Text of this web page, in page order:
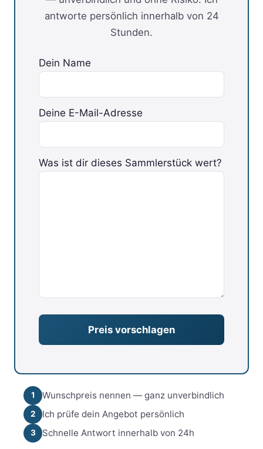
antworte persönlich innerhalb von 24
Stunden.
Dein Name
Deine E-Mail-Adresse
Bitte lasse dieses Feld leer.
Was ist dir dieses Sammlerstück wert?
1 Wunschpreis nennen — ganz unverbindlich
2 Ich prüfe dein Angebot persönlich
3 Schnelle Antwort innerhalb von 24h